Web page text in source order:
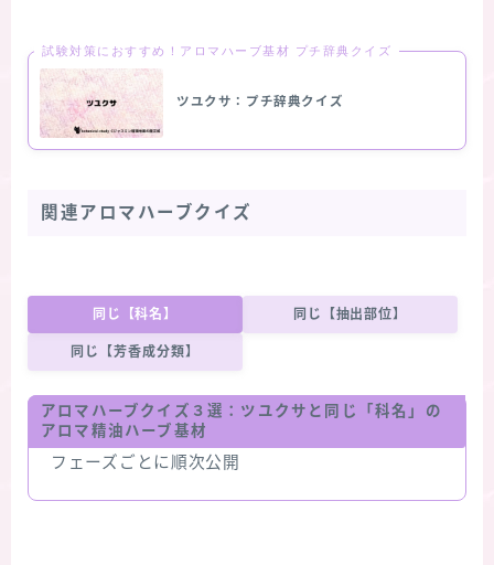
試験対策におすすめ！アロマハーブ基材 プチ辞典クイズ
ツユクサ：プチ辞典クイズ
関連アロマハーブクイズ
同じ【科名】 同じ【抽出部位】
同じ【芳香成分類】
アロマハーブクイズ３選：ツユクサと同じ「科名」の
アロマ精油ハーブ基材
フェーズごとに順次公開